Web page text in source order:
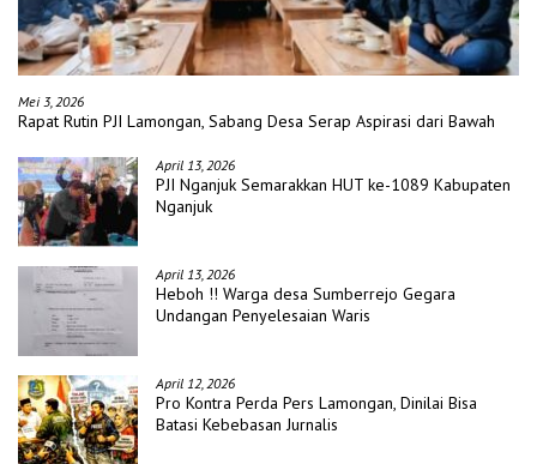
Mei 3, 2026
Rapat Rutin PJI Lamongan, Sabang Desa Serap Aspirasi dari Bawah
April 13, 2026
PJI Nganjuk Semarakkan HUT ke-1089 Kabupaten
Nganjuk
April 13, 2026
Heboh !! Warga desa Sumberrejo Gegara
Undangan Penyelesaian Waris
April 12, 2026
Pro Kontra Perda Pers Lamongan, Dinilai Bisa
Batasi Kebebasan Jurnalis